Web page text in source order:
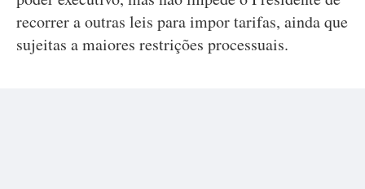
recorrer a outras leis para impor tarifas, ainda que
sujeitas a maiores restrições processuais.